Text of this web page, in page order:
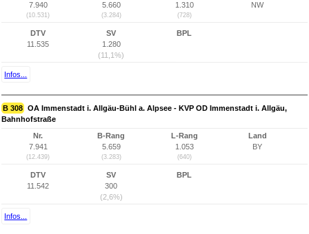
7.940
(10.531)
5.660
(3.284)
1.310
(728)
NW
DTV
11.535
SV
1.280
(11,1%)
BPL
Infos...
B 308 OA Immenstadt i. Allgäu-Bühl a. Alpsee - KVP OD Immenstadt i. Allgäu,
Bahnhofstraße
Nr.
7.941
(12.439)
B-Rang
5.659
(3.283)
L-Rang
1.053
(640)
Land
BY
DTV
11.542
SV
300
(2,6%)
BPL
Infos...